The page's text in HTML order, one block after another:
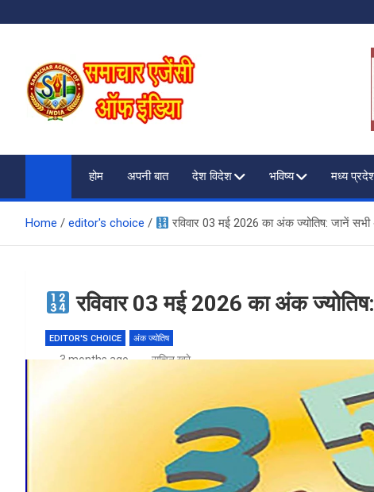
to
SAMACHAR AGENCY
होम अपनी बात देश विदेश भविष्य मध्य
Home editor's choice रविवार 03 मई 2026 का अंक ज्योतिष: जानें
रविवार 03 मई 2026 का अंक
EDITOR'S CHOICE अंक ज्योतिष
3 months ago सचिन खरे